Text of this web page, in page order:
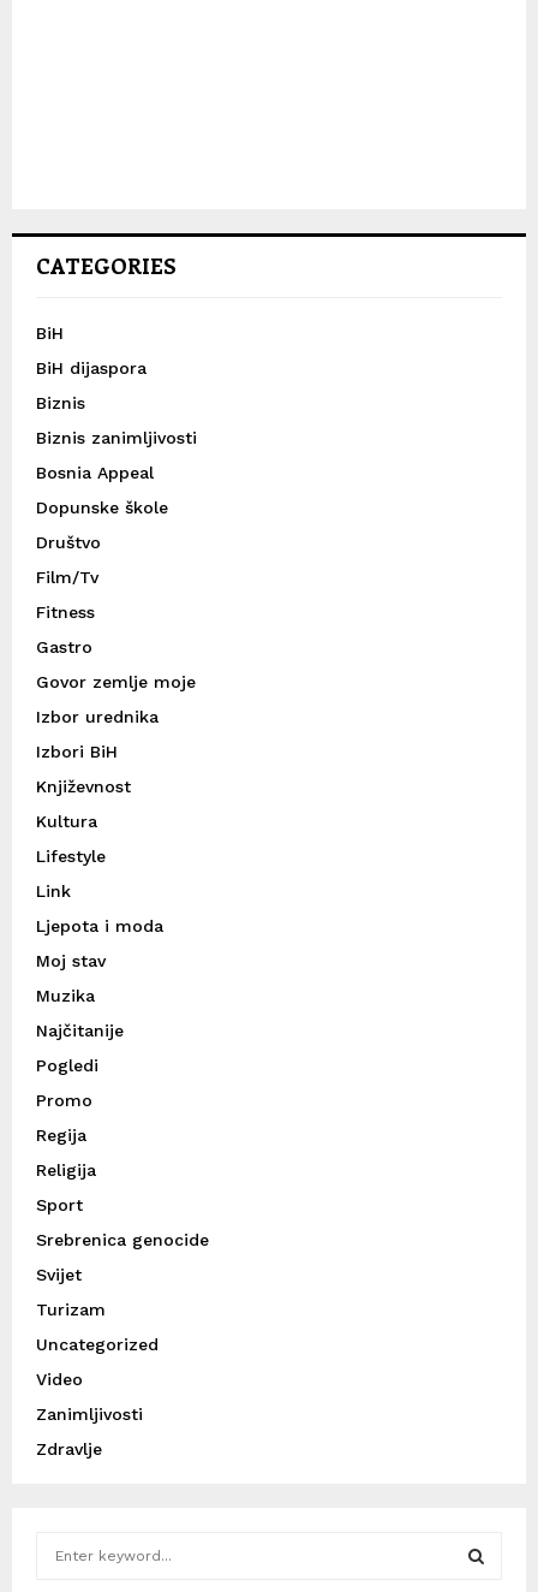
CATEGORIES
BiH
BiH dijaspora
Biznis
Biznis zanimljivosti
Bosnia Appeal
Dopunske škole
Društvo
Film/Tv
Fitness
Gastro
Govor zemlje moje
Izbor urednika
Izbori BiH
Književnost
Kultura
Lifestyle
Link
Ljepota i moda
Moj stav
Muzika
Najčitanije
Pogledi
Promo
Regija
Religija
Sport
Srebrenica genocide
Svijet
Turizam
Uncategorized
Video
Zanimljivosti
Zdravlje